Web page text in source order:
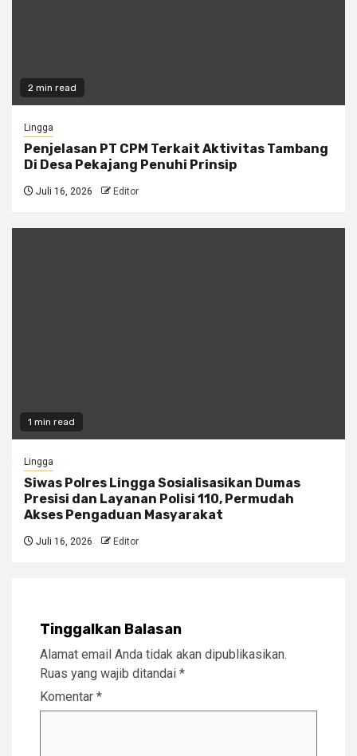
2 min read
Lingga
Penjelasan PT CPM Terkait Aktivitas Tambang
Di Desa Pekajang Penuhi Prinsip
Juli 16, 2026 Editor
1 min read
Lingga
Siwas Polres Lingga Sosialisasikan Dumas
Presisi dan Layanan Polisi 110, Permudah
Akses Pengaduan Masyarakat
Juli 16, 2026 Editor
Tinggalkan Balasan
Alamat email Anda tidak akan dipublikasikan.
Ruas yang wajib ditandai *
Komentar *